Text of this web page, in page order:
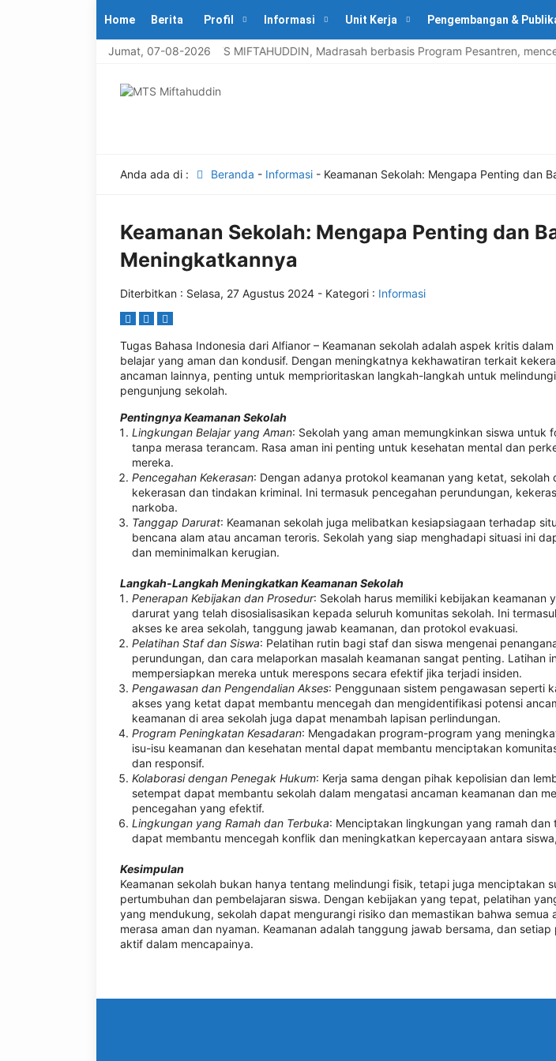
Home Berita Profil Informasi Unit Kerja Pengembangan &
Jumat, 07-08-2026
Selamat datang di MTS MIFTAHUDDIN, Madrasah berbasis Program Pesantren,
Anda ada di : Beranda - Informasi- Keamanan Sekolah: Mengapa Penting dan
Keamanan Sekolah: Mengapa Penting dan
Meningkatkannya
Diterbitkan : Selasa, 27 Agustus 2024 - Kategori : Informasi
Tugas Bahasa Indonesia dari Alfianor – Keamanan sekolah adalah aspek kritis
belajar yang aman dan kondusif. Dengan meningkatnya kekhawatiran terkait
ancaman lainnya, penting untuk memprioritaskan langkah-langkah untuk
pengunjung sekolah.
Pentingnya Keamanan Sekolah
Lingkungan Belajar yang Aman: Sekolah yang aman memungkinkan siswa untuk
tanpa merasa terancam. Rasa aman ini penting untuk kesehatan mental dan
mereka.
Pencegahan Kekerasan: Dengan adanya protokol keamanan yang ketat, sekolah
kekerasan dan tindakan kriminal. Ini termasuk pencegahan perundungan,
narkoba.
Tanggap Darurat: Keamanan sekolah juga melibatkan kesiapsiagaan terhadap
bencana alam atau ancaman teroris. Sekolah yang siap menghadapi situasi ini
dan meminimalkan kerugian.
Langkah-Langkah Meningkatkan Keamanan Sekolah
Penerapan Kebijakan dan Prosedur: Sekolah harus memiliki kebijakan keamanan
darurat yang telah disosialisasikan kepada seluruh komunitas sekolah. Ini
akses ke area sekolah, tanggung jawab keamanan, dan protokol evakuasi.
Pelatihan Staf dan Siswa: Pelatihan rutin bagi staf dan siswa mengenai
perundungan, dan cara melaporkan masalah keamanan sangat penting. Latihan
mempersiapkan mereka untuk merespons secara efektif jika terjadi insiden.
Pengawasan dan Pengendalian Akses: Penggunaan sistem pengawasan seperti
akses yang ketat dapat membantu mencegah dan mengidentifikasi potensi
keamanan di area sekolah juga dapat menambah lapisan perlindungan.
Program Peningkatan Kesadaran: Mengadakan program-program yang
isu-isu keamanan dan kesehatan mental dapat membantu menciptakan
dan responsif.
Kolaborasi dengan Penegak Hukum: Kerja sama dengan pihak kepolisian dan
setempat dapat membantu sekolah dalam mengatasi ancaman keamanan dan
pencegahan yang efektif.
Lingkungan yang Ramah dan Terbuka: Menciptakan lingkungan yang ramah
dapat membantu mencegah konflik dan meningkatkan kepercayaan antara
Kesimpulan
Keamanan sekolah bukan hanya tentang melindungi fisik, tetapi juga menciptakan
pertumbuhan dan pembelajaran siswa. Dengan kebijakan yang tepat, pelatihan
yang mendukung, sekolah dapat mengurangi risiko dan memastikan bahwa semua
merasa aman dan nyaman. Keamanan adalah tanggung jawab bersama, dan
aktif dalam mencapainya.